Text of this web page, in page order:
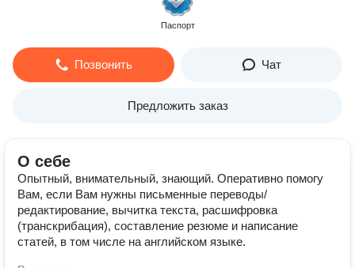
Паспорт
Позвонить Чат
Предложить заказ
О себе
Опытный, внимательный, знающий. Оперативно помогу
Вам, если Вам нужны письменные переводы/
редактирование, вычитка текста, расшифровка
(транскрибация), составление резюме и написание
статей, в том числе на английском языке.